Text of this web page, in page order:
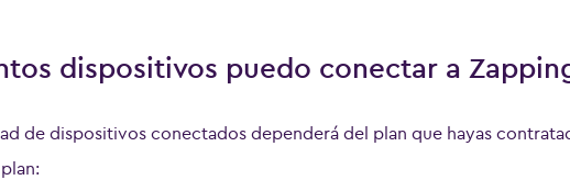
dispositivos puedo conectar a
de dispositivos conectados dependerá del plan que hayas